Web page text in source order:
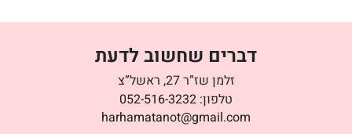
דברים שחשוב לדעת
זלמן שז”ר 27, ראשל”צ
טלפון: 052-516-3232
harhamatanot@gmail.com